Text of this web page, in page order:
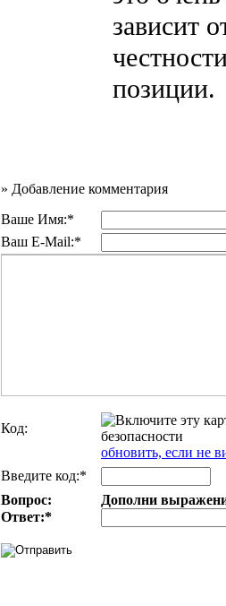
зависит
позиции.
» Добавление комментария
Ваше Имя:*
Ваш E-Mail:*
Код:
обновить, если не
Введите код:*
Вопрос:
Дополни
Ответ:*